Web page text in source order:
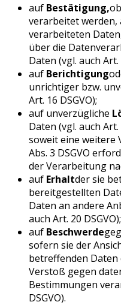
auf Bestätigung,
verarbeitet
verarbeiteten
über die
Daten (vgl. auch Art.
auf Berichtigung
unrichtiger bzw.
Art. 16 DSGVO);
auf unverzügliche
Daten (vgl. auch
soweit eine weitere
Abs. 3 DSGVO
der Verarbeitung
auf Erhaltder sie
bereitgestellten
Daten an andere
auch Art. 20 DSGVO);
auf Beschwerde
sofern sie der
betreffenden
Verstoß gegen
Bestimmungen
DSGVO).